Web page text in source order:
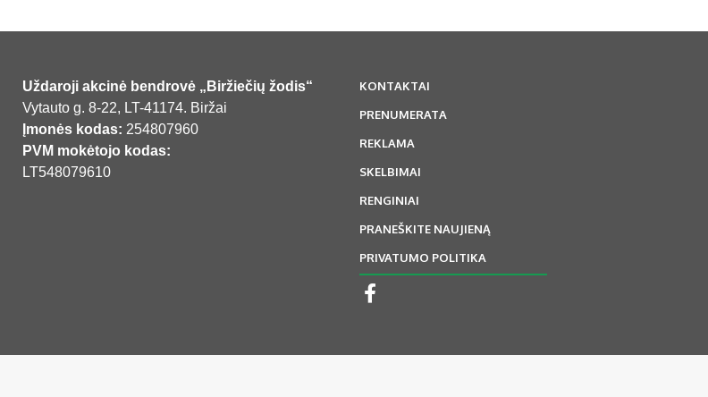
Uždaroji akcinė bendrovė „Biržiečių žodis“
Vytauto g. 8-22, LT-41174. Biržai
Įmonės kodas: 254807960
PVM mokėtojo kodas:
LT548079610
KONTAKTAI
PRENUMERATA
REKLAMA
SKELBIMAI
RENGINIAI
PRANEŠKITE NAUJIENĄ
PRIVATUMO POLITIKA